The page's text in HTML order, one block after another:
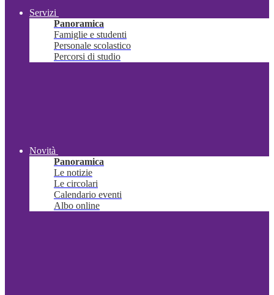
Servizi
Panoramica
Famiglie e studenti
Personale scolastico
Percorsi di studio
Novità
Panoramica
Le notizie
Le circolari
Calendario eventi
Albo online